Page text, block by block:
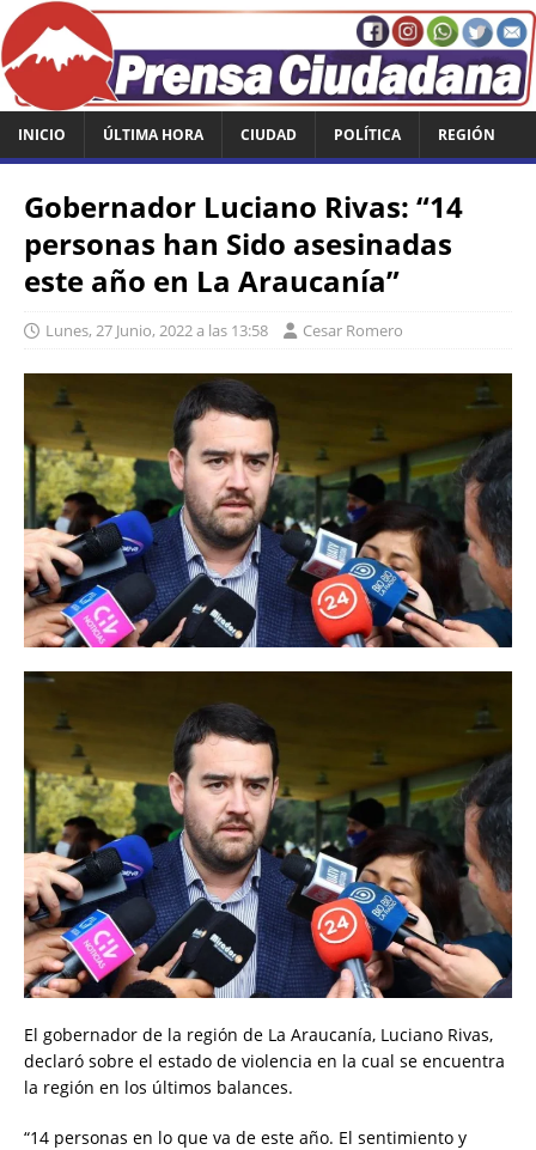
INICIO ÚLTIMA HORA CIUDAD POLÍTICA REGIÓN
Gobernador Luciano Rivas: “14
personas han Sido asesinadas
este año en La Araucanía”
Lunes, 27 Junio, 2022 a las 13:58 Cesar Romero
El gobernador de la región de La Araucanía, Luciano Rivas,
declaró sobre el estado de violencia en la cual se encuentra
la región en los últimos balances.
“14 personas en lo que va de este año. El sentimiento y